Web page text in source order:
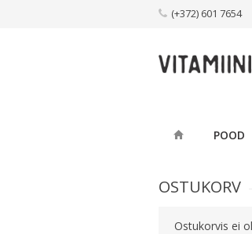
(+372) 601 7654
POOD
OSTUKORV
Ostukorvis ei